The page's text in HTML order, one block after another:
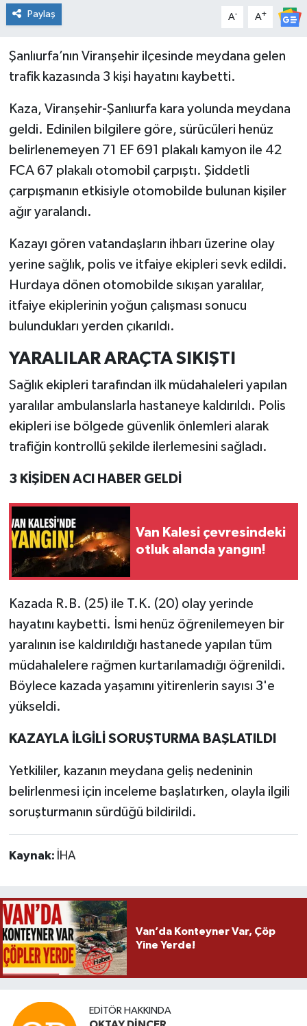
Paylaş A- A+
Şanlıurfa’nın Viranşehir ilçesinde meydana gelen
trafik kazasında 3 kişi hayatını kaybetti.
Kaza, Viranşehir-Şanlıurfa kara yolunda meydana
geldi. Edinilen bilgilere göre, sürücüleri henüz
belirlenemeyen 71 EF 691 plakalı kamyon ile 42
FCA 67 plakalı otomobil çarpıştı. Şiddetli
çarpışmanın etkisiyle otomobilde bulunan kişiler
ağır yaralandı.
Kazayı gören vatandaşların ihbarı üzerine olay
yerine sağlık, polis ve itfaiye ekipleri sevk edildi.
Hurdaya dönen otomobilde sıkışan yaralılar,
itfaiye ekiplerinin yoğun çalışması sonucu
bulundukları yerden çıkarıldı.
YARALILAR ARAÇTA SIKIŞTI
Sağlık ekipleri tarafından ilk müdahaleleri yapılan
yaralılar ambulanslarla hastaneye kaldırıldı. Polis
ekipleri ise bölgede güvenlik önlemleri alarak
trafiğin kontrollü şekilde ilerlemesini sağladı.
3 KİŞİDEN ACI HABER GELDİ
Van Kalesi çevresindeki
otluk alanda yangın!
Kazada R.B. (25) ile T.K. (20) olay yerinde
hayatını kaybetti. İsmi henüz öğrenilemeyen bir
yaralının ise kaldırıldığı hastanede yapılan tüm
müdahalelere rağmen kurtarılamadığı öğrenildi.
Böylece kazada yaşamını yitirenlerin sayısı 3'e
yükseldi.
KAZAYLA İLGİLİ SORUŞTURMA BAŞLATILDI
Yetkililer, kazanın meydana geliş nedeninin
belirlenmesi için inceleme başlatırken, olayla ilgili
soruşturmanın sürdüğü bildirildi.
Kaynak: İHA
Van’da Konteyner Var, Çöp
Yine Yerde!
EDITÖR HAKKINDA